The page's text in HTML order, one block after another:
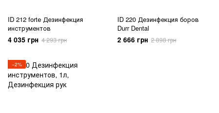
ID 212 forte Дезинфекция
инструментов
4 035 грн 4 293 грн
ID 220 Дезинфекция боров
Durr Dental
2 666 грн 2 898 грн
−2%